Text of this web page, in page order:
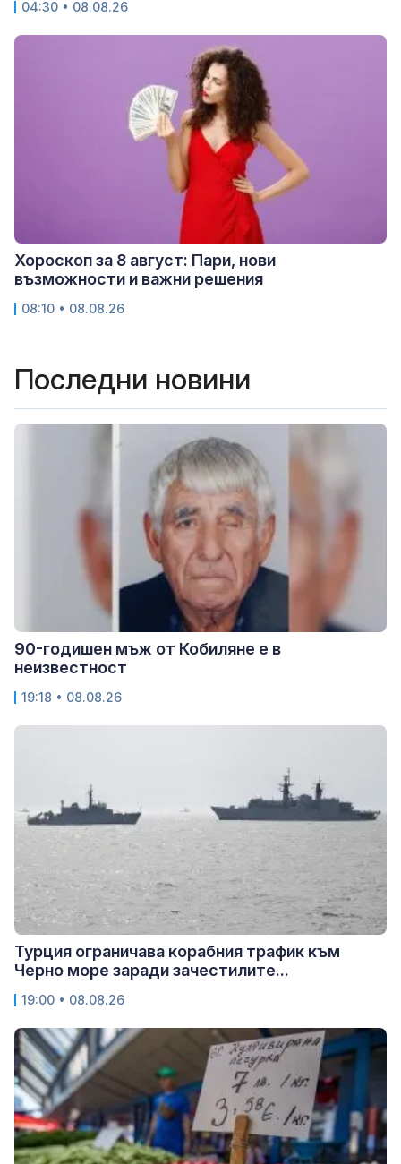
04:30 • 08.08.26
Хороскоп за 8 август: Пари, нови
възможности и важни решения
08:10 • 08.08.26
Последни новини
90-годишен мъж от Кобиляне е в
неизвестност
19:18 • 08.08.26
Турция ограничава корабния трафик към
Черно море заради зачестилите...
19:00 • 08.08.26